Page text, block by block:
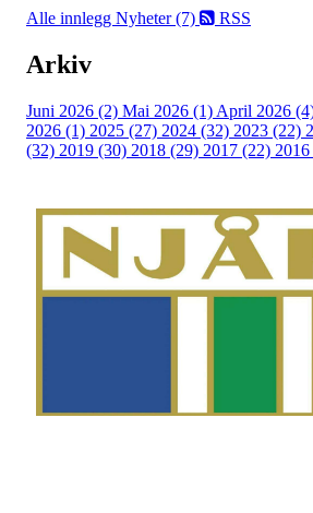
Alle innlegg Nyheter (7) RSS
Arkiv
Juni 2026 (2) Mai 2026 (1) April 2026
2026 (1) 2025 (27) 2024 (32) 2023 (22)
(32) 2019 (30) 2018 (29) 2017 (22)